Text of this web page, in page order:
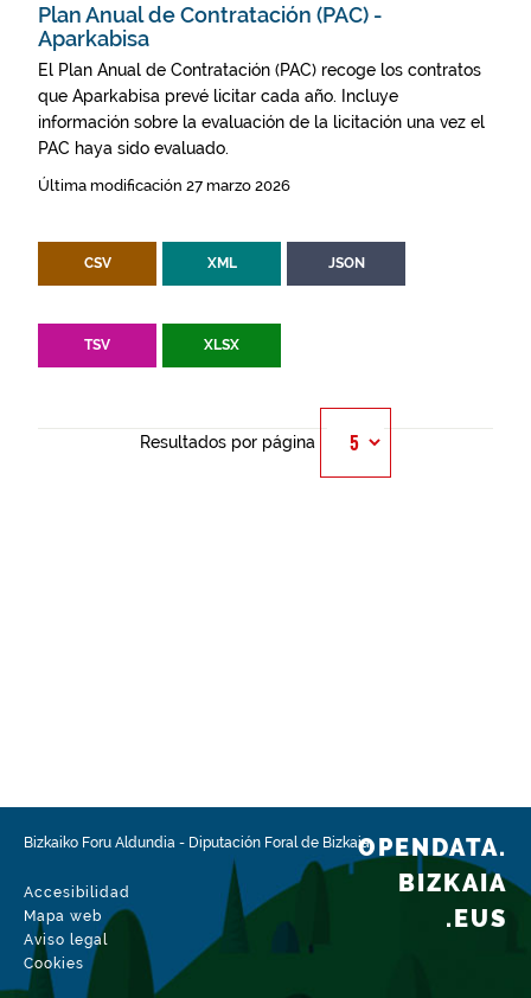
Plan Anual de Contratación (PAC) -
Aparkabisa
El Plan Anual de Contratación (PAC) recoge los contratos
que Aparkabisa prevé licitar cada año. Incluye
información sobre la evaluación de la licitación una vez el
PAC haya sido evaluado.
Última modificación 27 marzo 2026
CSV XML JSON
TSV XLSX
Resultados por página
Bizkaiko Foru Aldundia - Diputación Foral de Bizkaia
Accesibilidad
Mapa web
Aviso legal
Cookies
OPENDATA.
BIZKAIA
.EUS